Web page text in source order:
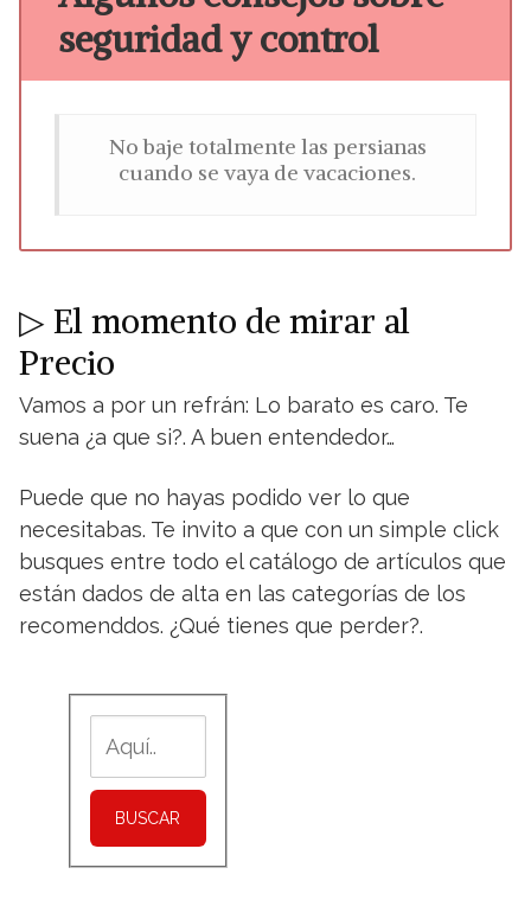
seguridad y control
No baje totalmente las persianas
cuando se vaya de vacaciones.
▷ El momento de mirar al
Precio
Vamos a por un refrán: Lo barato es caro. Te
suena ¿a que si?. A buen entendedor…
Puede que no hayas podido ver lo que
necesitabas. Te invito a que con un simple click
busques entre todo el catálogo de artículos que
están dados de alta en las categorías de los
recomenddos. ¿Qué tienes que perder?.
BUSCAR